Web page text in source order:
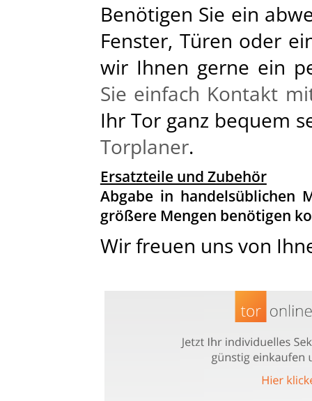
Benötigen Sie ein
Fenster, Türen oder
wir Ihnen gerne ein
Sie einfach Kontakt
Ihr Tor ganz bequem
Torplaner.
Ersatzteile und Zubehör
Abgabe in handelsüblichen
größere Mengen benötigen
Wir freuen uns von